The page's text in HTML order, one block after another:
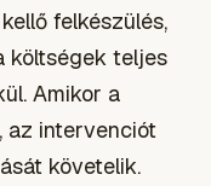
felkészülés,
költségek teljes
Amikor a
az intervenciót
követelik.